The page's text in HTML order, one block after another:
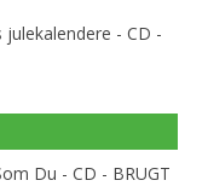
julekalendere - CD -
Du - CD - BRUGT